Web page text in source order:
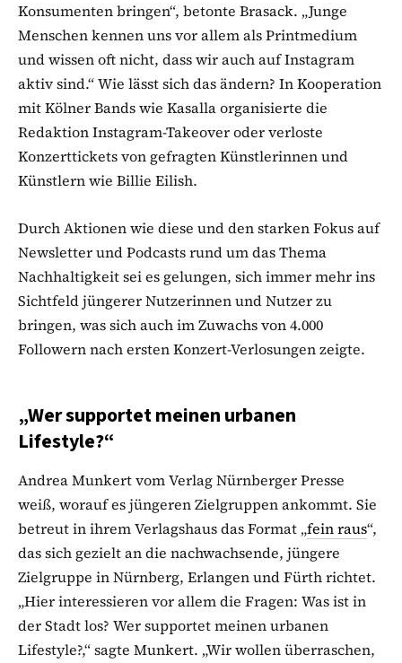
Konsumenten bringen“, betonte Brasack. „Junge
Menschen kennen uns vor allem als Printmedium
und wissen oft nicht, dass wir auch auf Instagram
aktiv sind.“ Wie lässt sich das ändern? In Kooperation
mit Kölner Bands wie Kasalla organisierte die
Redaktion Instagram-Takeover oder verloste
Konzerttickets von gefragten Künstlerinnen und
Künstlern wie Billie Eilish.
Durch Aktionen wie diese und den starken Fokus auf
Newsletter und Podcasts rund um das Thema
Nachhaltigkeit sei es gelungen, sich immer mehr ins
Sichtfeld jüngerer Nutzerinnen und Nutzer zu
bringen, was sich auch im Zuwachs von 4.000
Followern nach ersten Konzert-Verlosungen zeigte.
„Wer supportet meinen urbanen
Lifestyle?“
Andrea Munkert vom Verlag Nürnberger Presse
weiß, worauf es jüngeren Zielgruppen ankommt. Sie
betreut in ihrem Verlagshaus das Format „fein raus“,
das sich gezielt an die nachwachsende, jüngere
Zielgruppe in Nürnberg, Erlangen und Fürth richtet.
„Hier interessieren vor allem die Fragen: Was ist in
der Stadt los? Wer supportet meinen urbanen
Lifestyle?,“ sagte Munkert. „Wir wollen überraschen,